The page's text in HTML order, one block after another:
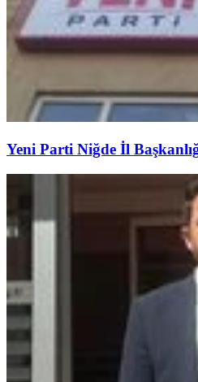
Yeni Parti Niğde İl